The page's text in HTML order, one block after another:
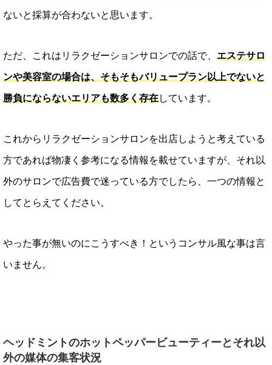
ないと採算が合わないと思います。
ただ、これはリラクゼーションサロンでの話で、 エステサロ
ンや美容室の場合は、そもそもバリュープラン以上でないと
勝負にならないエリアも数多く存在しています。
これからリラクゼーションサロンを出店しようと考えている
方であれば物凄く参考になる情報を載せていますが、それ以
外のサロンで広告費で迷っている方でしたら、一つの情報と
してとらえてください。
やった事が無いのにこうすべき！というコンサル風な事は言
いません。
ヘッドミントのホットペッパービューティーとそれ以
外の媒体の集客状況